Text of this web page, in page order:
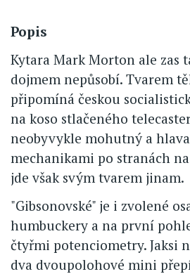
Popis
Kytara Mark Morton ale zas
dojmem nepůsobí. Tvarem
připomíná českou
na koso stlačeného
neobyvykle mohutný a
mechanikami po stranách
jde však svým tvarem jinam.
"Gibsonovské" je i zvolené
humbuckery a na první
čtyřmi potenciometry. Jaksi
dva dvoupolohové mini